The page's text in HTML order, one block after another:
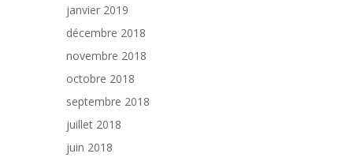
janvier 2019
décembre 2018
novembre 2018
octobre 2018
septembre 2018
juillet 2018
juin 2018